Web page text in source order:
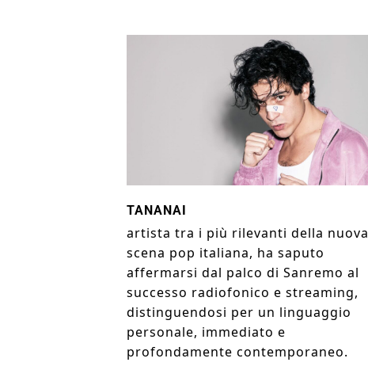
TANANAI
artista tra i più rilevanti della nuova
scena pop italiana, ha saputo
affermarsi dal palco di Sanremo al
successo radiofonico e streaming,
distinguendosi per un linguaggio
personale, immediato e
profondamente contemporaneo.